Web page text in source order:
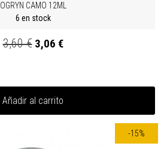
OGRYN CAMO 12ML
6 en stock
3,60 € 3,06 €
Añadir al carrito
-15%